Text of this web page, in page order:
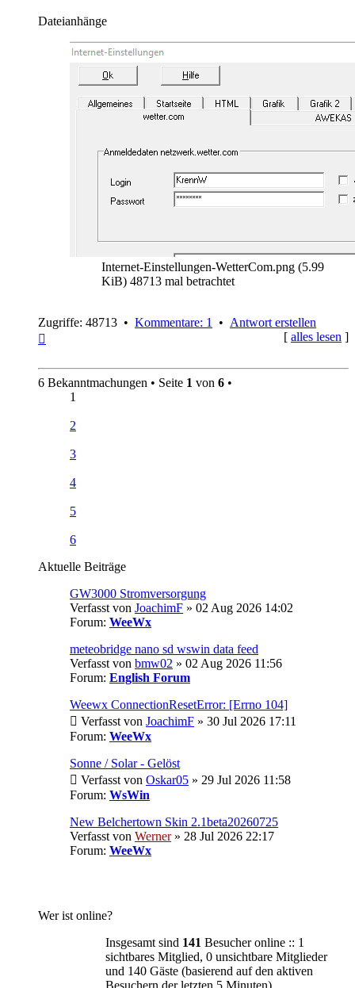
Dateianhänge
Internet-Einstellungen-WetterCom.png (5.99
KiB) 48713 mal betrachtet
Zugriffe: 48713 • Kommentare: 1 • Antwort erstellen
[ alles lesen ]
6 Bekanntmachungen • Seite 1 von 6 •
1
2
3
4
5
6
Aktuelle Beiträge
GW3000 Stromversorgung
Verfasst von JoachimF » 02 Aug 2026 14:02
Forum: WeeWx
meteobridge nano sd wswin data feed
Verfasst von bmw02 » 02 Aug 2026 11:56
Forum: English Forum
Weewx ConnectionResetError: [Errno 104]
Verfasst von JoachimF » 30 Jul 2026 17:11
Forum: WeeWx
Sonne / Solar - Gelöst
Verfasst von Oskar05 » 29 Jul 2026 11:58
Forum: WsWin
New Belchertown Skin 2.1beta20260725
Verfasst von Werner» 28 Jul 2026 22:17
Forum: WeeWx
Wer ist online?
Insgesamt sind 141 Besucher online :: 1
sichtbares Mitglied, 0 unsichtbare Mitglieder
und 140 Gäste (basierend auf den aktiven